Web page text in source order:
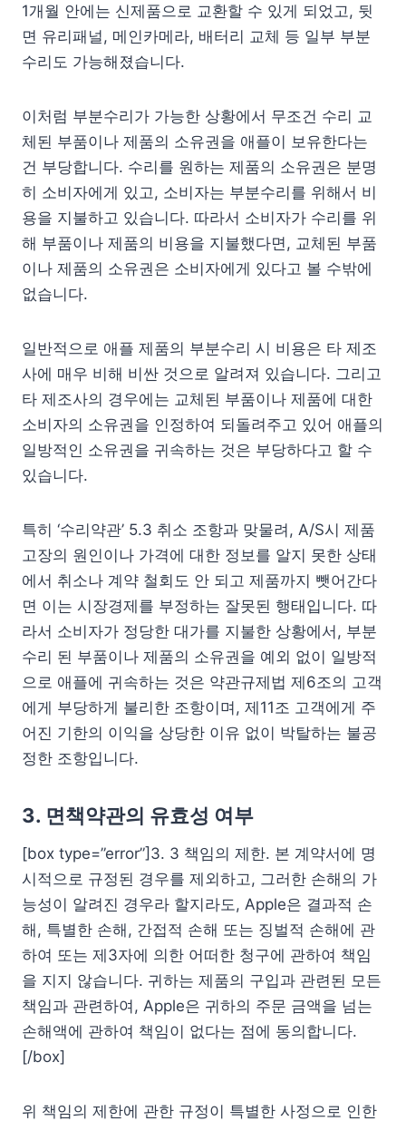
1개월 안에는 신제품으로 교환할 수 있게 되었고, 뒷
면 유리패널, 메인카메라, 배터리 교체 등 일부 부분
수리도 가능해졌습니다.
이처럼 부분수리가 가능한 상황에서 무조건 수리 교
체된 부품이나 제품의 소유권을 애플이 보유한다는
건 부당합니다. 수리를 원하는 제품의 소유권은 분명
히 소비자에게 있고, 소비자는 부분수리를 위해서 비
용을 지불하고 있습니다. 따라서 소비자가 수리를 위
해 부품이나 제품의 비용을 지불했다면, 교체된 부품
이나 제품의 소유권은 소비자에게 있다고 볼 수밖에
없습니다.
일반적으로 애플 제품의 부분수리 시 비용은 타 제조
사에 매우 비해 비싼 것으로 알려져 있습니다. 그리고
타 제조사의 경우에는 교체된 부품이나 제품에 대한
소비자의 소유권을 인정하여 되돌려주고 있어 애플의
일방적인 소유권을 귀속하는 것은 부당하다고 할 수
있습니다.
특히 ‘수리약관’ 5.3 취소 조항과 맞물려, A/S시 제품
고장의 원인이나 가격에 대한 정보를 알지 못한 상태
에서 취소나 계약 철회도 안 되고 제품까지 뺏어간다
면 이는 시장경제를 부정하는 잘못된 행태입니다. 따
라서 소비자가 정당한 대가를 지불한 상황에서, 부분
수리 된 부품이나 제품의 소유권을 예외 없이 일방적
으로 애플에 귀속하는 것은 약관규제법 제6조의 고객
에게 부당하게 불리한 조항이며, 제11조 고객에게 주
어진 기한의 이익을 상당한 이유 없이 박탈하는 불공
정한 조항입니다.
3. 면책약관의 유효성 여부
[box type=”error”]3. 3 책임의 제한. 본 계약서에 명
시적으로 규정된 경우를 제외하고, 그러한 손해의 가
능성이 알려진 경우라 할지라도, Apple은 결과적 손
해, 특별한 손해, 간접적 손해 또는 징벌적 손해에 관
하여 또는 제3자에 의한 어떠한 청구에 관하여 책임
을 지지 않습니다. 귀하는 제품의 구입과 관련된 모든
책임과 관련하여, Apple은 귀하의 주문 금액을 넘는
손해액에 관하여 책임이 없다는 점에 동의합니다.
[/box]
위 책임의 제한에 관한 규정이 특별한 사정으로 인한